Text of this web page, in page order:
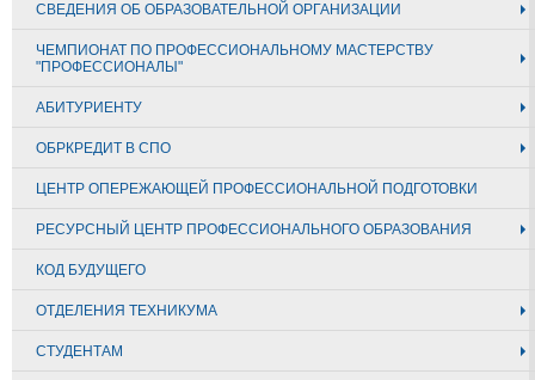
СВЕДЕНИЯ ОБ ОБРАЗОВАТЕЛЬНОЙ ОРГАНИЗАЦИИ
ЧЕМПИОНАТ ПО ПРОФЕССИОНАЛЬНОМУ МАСТЕРСТВУ
"ПРОФЕССИОНАЛЫ"
АБИТУРИЕНТУ
ОБРКРЕДИТ В СПО
ЦЕНТР ОПЕРЕЖАЮЩЕЙ ПРОФЕССИОНАЛЬНОЙ ПОДГОТОВКИ
РЕСУРСНЫЙ ЦЕНТР ПРОФЕССИОНАЛЬНОГО ОБРАЗОВАНИЯ
КОД БУДУЩЕГО
ОТДЕЛЕНИЯ ТЕХНИКУМА
СТУДЕНТАМ